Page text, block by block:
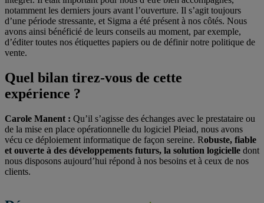
notamment les derniers jours avant l’ouverture. Il s’agit toujours
d’une période stressante, et Sigma a été présent à nos côtés. Nous
avons ainsi bénéficié de leurs conseils au moment, par exemple,
d’éditer toutes nos étiquettes papiers ou de définir notre politique de
vente.
Quel bilan tirez-vous de cette
expérience ?
Carole Manent : Qu’il s’agisse des échanges avec le prestataire ou
de la mise en place opérationnelle du logiciel Pleiad, nous avons
vécu ce déploiement informatique de façon sereine. Robuste, fiable
et ouverte à des développements futurs, la solution logicielle dont
nous disposons aujourd’hui répond à nos besoins et à ceux de nos
clients.